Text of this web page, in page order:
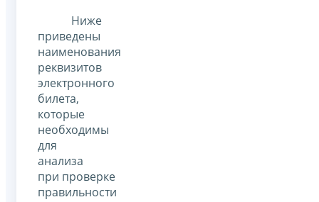
Ниже
приведены
наименования
реквизитов
электронного
билета,
которые
необходимы
для
анализа
при проверке
правильности